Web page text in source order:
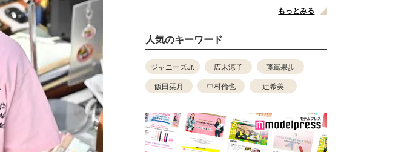
もっとみる
人気のキーワード
ジャニーズJr. 広末涼子
藤嶌果歩
飯田栞月
中村倫也 辻希美